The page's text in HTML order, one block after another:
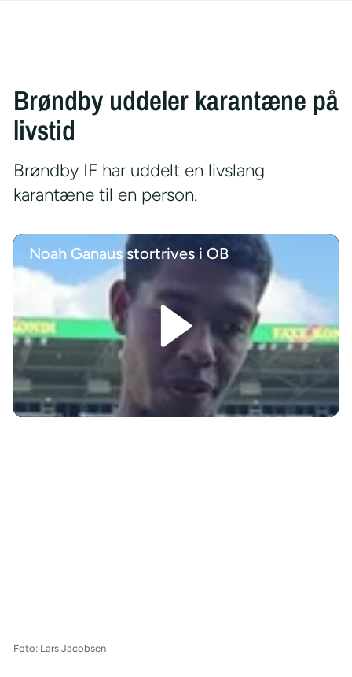
Brøndby uddeler karantæne på
livstid
Brøndby IF har uddelt en livslang
karantæne til en person.
Noah Ganaus stortrives i OB
Foto: Lars Jacobsen